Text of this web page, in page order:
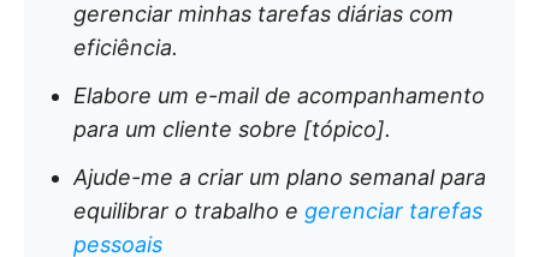
gerenciar minhas tarefas diárias com
eficiência.
Elabore um e-mail de acompanhamento
para um cliente sobre [tópico].
Ajude-me a criar um plano semanal para
equilibrar o trabalho e gerenciar tarefas
pessoais